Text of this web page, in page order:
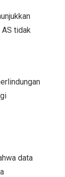
AS tidak
data